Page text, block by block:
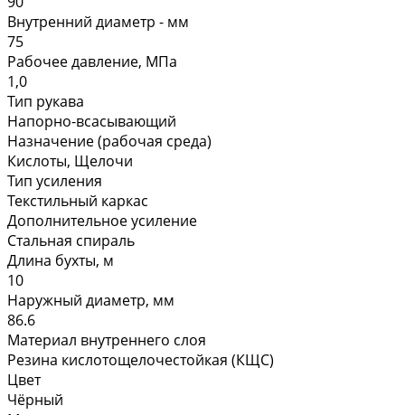
Внутренний диаметр - мм
75
Рабочее давление, МПа
1,0
Тип рукава
Напорно-всасывающий
Назначение (рабочая среда)
Кислоты, Щелочи
Тип усиления
Текстильный каркас
Дополнительное усиление
Стальная спираль
Длина бухты, м
10
Наружный диаметр, мм
86.6
Материал внутреннего слоя
Резина кислотощелочестойкая (КЩС)
Цвет
Чёрный